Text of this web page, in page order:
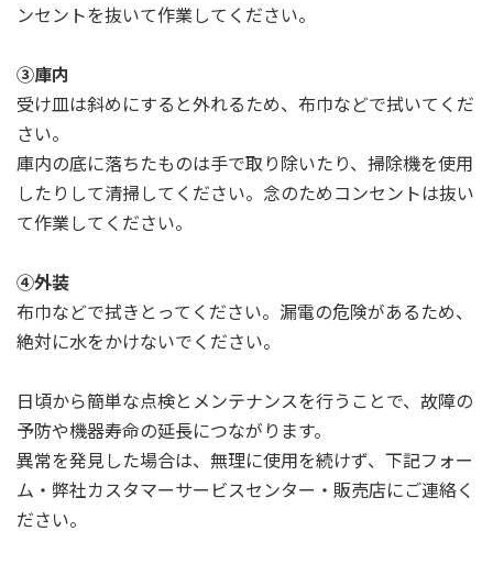
ンセントを抜いて作業してください。
③庫内
受け皿は斜めにすると外れるため、布巾などで拭いてくだ
さい。
庫内の底に落ちたものは手で取り除いたり、掃除機を使用
したりして清掃してください。念のためコンセントは抜い
て作業してください。
④外装
布巾などで拭きとってください。 漏電の危険があるため、
絶対に水をかけないでください。
日頃から簡単な点検とメンテナンスを行うことで、故障の
予防や機器寿命の延長につながります。
異常を発見した場合は、無理に使用を続けず、下記フォー
ム・弊社カスタマーサービスセンター・販売店にご連絡く
ださい。